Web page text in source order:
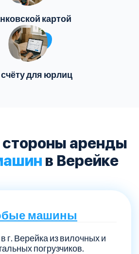
картой
для юрлиц
аренды
в Верейке
машины
г. Верейка из вилочных и
погрузчиков.